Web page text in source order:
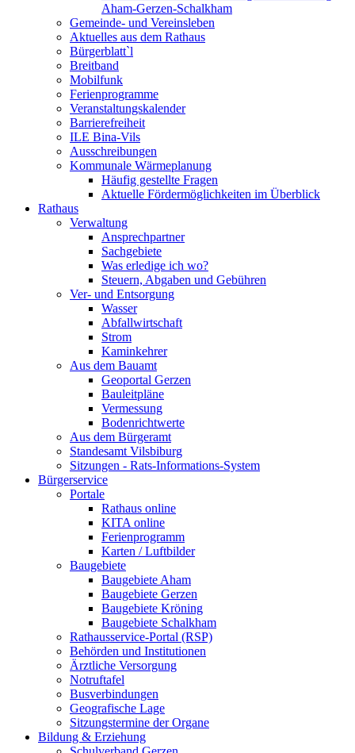
Aham-Gerzen-Schalkham
Gemeinde- und Vereinsleben
Aktuelles aus dem Rathaus
Bürgerblatt`l
Breitband
Mobilfunk
Ferienprogramme
Veranstaltungskalender
Barrierefreiheit
ILE Bina-Vils
Ausschreibungen
Kommunale Wärmeplanung
Häufig gestellte Fragen
Aktuelle Fördermöglichkeiten im Überblick
Rathaus
Verwaltung
Ansprechpartner
Sachgebiete
Was erledige ich wo?
Steuern, Abgaben und Gebühren
Ver- und Entsorgung
Wasser
Abfallwirtschaft
Strom
Kaminkehrer
Aus dem Bauamt
Geoportal Gerzen
Bauleitpläne
Vermessung
Bodenrichtwerte
Aus dem Bürgeramt
Standesamt Vilsbiburg
Sitzungen - Rats-Informations-System
Bürgerservice
Portale
Rathaus online
KITA online
Ferienprogramm
Karten / Luftbilder
Baugebiete
Baugebiete Aham
Baugebiete Gerzen
Baugebiete Kröning
Baugebiete Schalkham
Rathausservice-Portal (RSP)
Behörden und Institutionen
Ärztliche Versorgung
Notruftafel
Busverbindungen
Geografische Lage
Sitzungstermine der Organe
Bildung & Erziehung